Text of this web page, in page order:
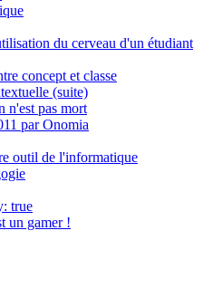
du cerveau d'un étudiant
concept et classe
(suite)
n'est pas mort
par Onomia
outil de l'informatique
true
un gamer !